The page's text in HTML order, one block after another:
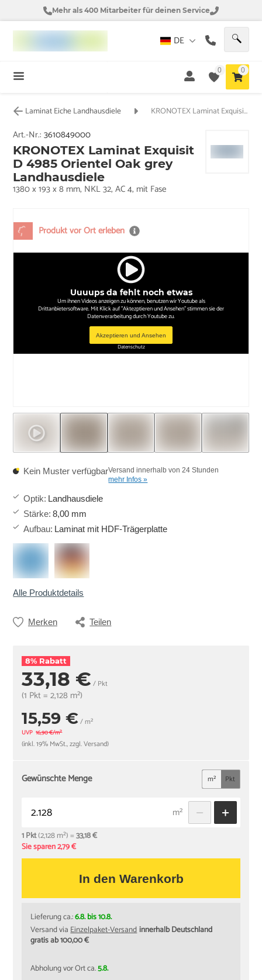
Mehr als 400 Mitarbeiter für deinen Service
DE
0 0
Laminat Eiche Landhausdiele KRONOTEX Laminat Exquisit D 4985 Orientel Oak grey Landhausdiele
Produkt vor Ort erleben
Uuuups da fehlt noch etwas
Um ihnen Videos anzeigen zu können, benutzen wir Youtube als
Drittanbietersoftware. Mit Klick auf "Aktezptieren und Ansehen" stimmen sie der
Datenverarbeitung durch Youtube zu.
Akzeptieren und Ansehen
Datenschutz
Art.-Nr.:3610849000
KRONOTEX Laminat Exquisit
D 4985 Orientel Oak grey
Landhausdiele
1380 x 193 x 8 mm, NKL 32, AC 4, mit Fase
Kein Muster verfügbarVersand innerhalb von 24 Stunden
mehr Infos »
Optik: Landhausdiele
Stärke: 8,00 mm
Aufbau: Laminat mit HDF-Trägerplatte
Alle Produktdetails
Merken Teilen
8% Rabatt
33,18 € / Pkt
(1 Pkt = 2,128 m²)
15,59 €/ m²
UVP 16,90 €/m²
(inkl. 19% MwSt., zzgl. Versand)
Gewünschte Menge m² Pkt
m²
1 Pkt(2,128 m²) =33,18 €
Sie sparen 2,79 €
In den Warenkorb
Lieferung ca.:6.8. bis 10.8.
Versand viaEinzelpaket-Versandinnerhalb Deutschland
gratis ab 100,00 €
Abholung vor Ort ca.5.8.